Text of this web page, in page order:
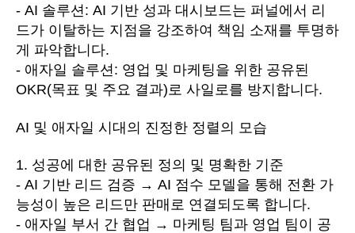
- AI 솔루션: AI 기반 성과 대시보드는 퍼널에서 리
드가 이탈하는 지점을 강조하여 책임 소재를 투명하
게 파악합니다.
- 애자일 솔루션: 영업 및 마케팅을 위한 공유된
OKR(목표 및 주요 결과)로 사일로를 방지합니다.
AI 및 애자일 시대의 진정한 정렬의 모습
1. 성공에 대한 공유된 정의 및 명확한 기준
- AI 기반 리드 검증 → AI 점수 모델을 통해 전환 가
능성이 높은 리드만 판매로 연결되도록 합니다.
- 애자일 부서 간 협업 → 마케팅 팀과 영업 팀이 공